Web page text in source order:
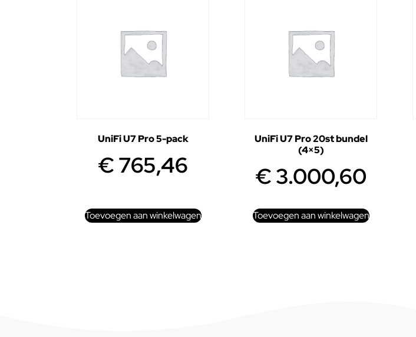
UniFi U7 Pro 5-pack
€765,46
Toevoegen aan winkelwagen
UniFi U7 Pro 20st bundel
(4×5)
€3.000,60
Toevoegen aan winkelwagen